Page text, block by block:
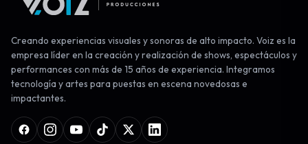
Creando experiencias visuales y sonoras de alto impacto. Voiz es la
empresa líder en la creación y realización de shows, espectáculos y
performances con más de 15 años de experiencia. Integramos
tecnología y artes para puestas en escena novedosas e
impactantes.